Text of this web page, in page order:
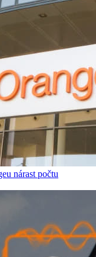
nárast počtu